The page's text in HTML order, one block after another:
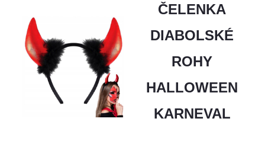
ČELENKA
DIABOLSKÉ
ROHY
HALLOWEEN
KARNEVAL